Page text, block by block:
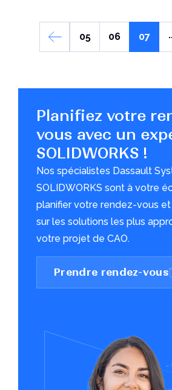
05 06 07
Planifiez votre
vous avec un
SOLIDWORKS !
Nos spécialistes Dassault
SOLIDWORKS sont à votre
planifier votre rendez-vous
sur les solutions les plus
votre projet de CAO.
Prendre rendez-vous